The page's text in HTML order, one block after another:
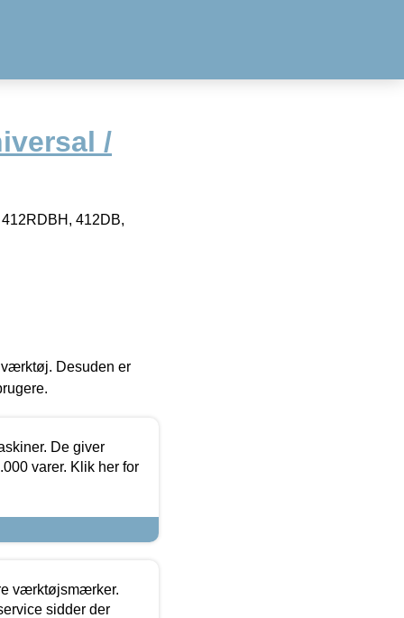
/
412DB,
værktøj. Desuden er
De giver
varer. Klik her for
værktøjsmærker.
sidder der